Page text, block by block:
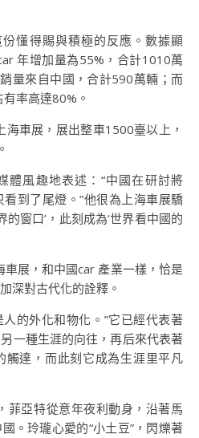
懂得賜與積極的反應。數據顯
年增加量為55%，合計1010萬
量來自中國，合計590萬輛；而
率高達80%。
車展，展出整車1500臺以上，
體風趣地表述：“中國在研討將
到了尾燈。”他很為上海車展驕
的窗口’，此刻成為‘世界看中國的
展，和中國car 產業一樣，恰是
深對古代化的詮釋。
的外化和物化。”它已經代表著
一種生涯的向往，再后來代表著
觸達，而此刻它成為生涯里平凡
菲亞特從意年夜利動身，沿著馬
。玲瓏心愛的“小土豆”，閃爍著